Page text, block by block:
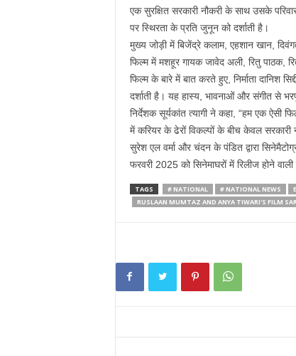
एक सुरक्षित सरकारी नौकरी के साथ उसके
पर स्थिरता के प्रति जुनून को दर्शाती है।
मुख्य जोड़ी में बिजेंद्रे कलाम, एहशान खान,
फिल्म में मशहूर गायक जावेद अली, रितु पाठक,
फिल्म के बारे में बात करते हुए, निर्माता दानिश
दर्शाती है। यह हास्य, भावनाओं और संगीत से
निर्देशक सूर्यकांत त्यागी ने कहा, “हम एक
में करियर के ढेरों विकल्पों के बीच केवल सरकारी
सुरेश एल वर्मा और चंदन के पंडित द्वारा
फरवरी 2025 को सिनेमाघरों में रिलीज होने
TAGS # NATIONAL # NATIONAL NEWS
RUSLAAN MUMTAZ AND ANYA TIWARI'S FILM